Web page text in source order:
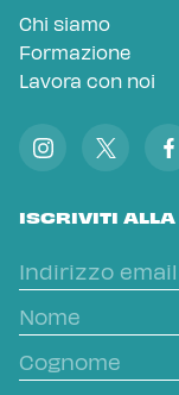
Chi siamo
Formazione
Lavora con noi
ISCRIVITI ALLA